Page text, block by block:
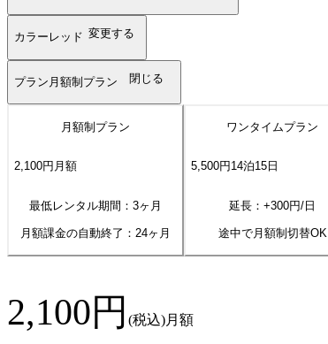
カラー レッド 変更する
プラン 月額制プラン 閉じる
月額制プラン
2,100円 月額
最低レンタル期間：3ヶ月
月額課金の自動終了： 24ヶ月
ワンタイムプラン
5,500円 14泊15 日
延長：+300円/日
途中で月額制切替OK
2,100円 (税込)月額